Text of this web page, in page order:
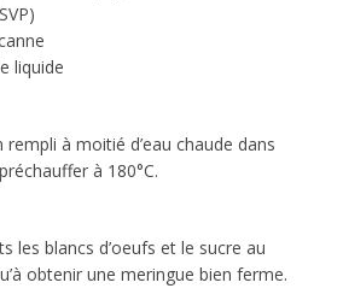
liquide
à moitié d’eau chaude dans
à 180°C.
les blancs d’oeufs et le sucre au
obtenir une meringue bien ferme.